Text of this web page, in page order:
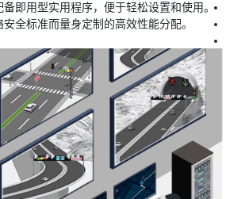
即用型实用程序，便于轻松设置和使用。
全标准而量身定制的高效性能分配。